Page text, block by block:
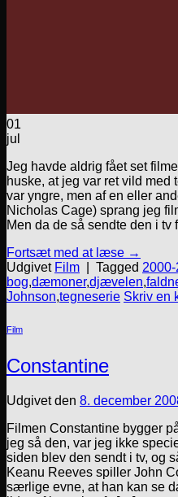
01
jul
Jeg havde aldrig fået set
huske, at jeg var ret vild med
var yngre, men af en eller
Nicholas Cage) sprang jeg
Men da de så sendte den i
Fortsæt med at læse →
Udgivet Film Tagged
bog,dæmoner,djævelen,
Johnson,tegneserie Skriv en
Film
Constantine
Udgivet den 8. december
Filmen Constantine bygger
jeg så den, var jeg ikke
siden blev den sendt i tv, og
Keanu Reeves spiller John
særlige evne, at han kan se